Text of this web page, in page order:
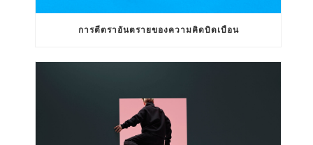
การตีตราอันตรายของความคิดบิดเบือน